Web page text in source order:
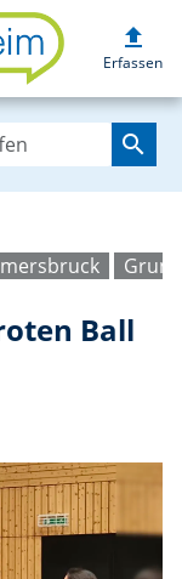
Jagd
upload
Erfassen
search
Ball